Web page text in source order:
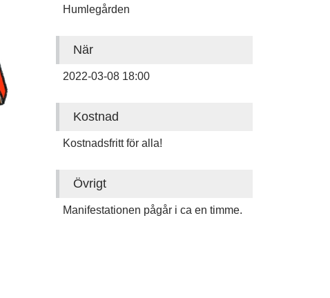
Humlegården
När
2022-03-08 18:00
Kostnad
Kostnadsfritt för alla!
Övrigt
Manifestationen pågår i ca en timme.